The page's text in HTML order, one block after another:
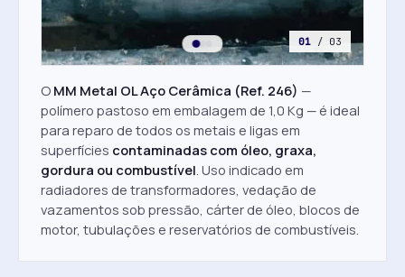
01/ 03
O MM Metal OL Aço Cerâmica (Ref. 246) —
polímero pastoso em embalagem de 1,0 Kg — é ideal
para reparo de todos os metais e ligas em
superfícies contaminadas com óleo, graxa,
gordura ou combustível. Uso indicado em
radiadores de transformadores, vedação de
vazamentos sob pressão, cárter de óleo, blocos de
motor, tubulações e reservatórios de combustíveis.